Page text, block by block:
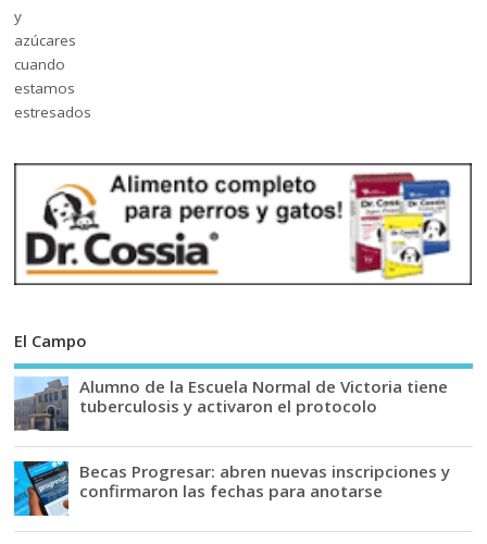
El Campo
Alumno de la Escuela Normal de Victoria tiene
tuberculosis y activaron el protocolo
Becas Progresar: abren nuevas inscripciones y
confirmaron las fechas para anotarse